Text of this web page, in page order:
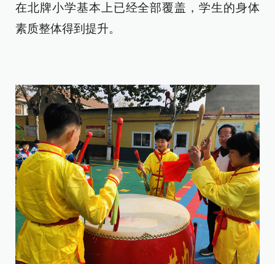
在北牌小学基本上已经全部覆盖，学生的身体
素质整体得到提升。